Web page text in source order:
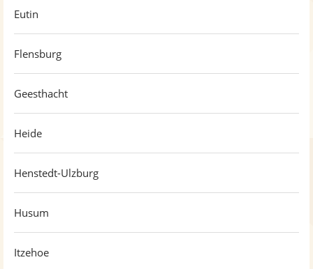
Eutin
Flensburg
Geesthacht
Heide
Henstedt-Ulzburg
Husum
Itzehoe